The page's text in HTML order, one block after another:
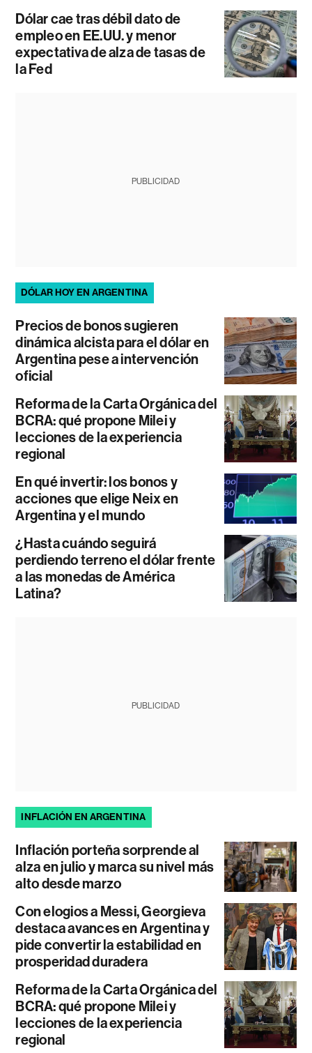
Dólar cae tras débil dato de
empleo en EE.UU. y menor
expectativa de alza de tasas de
la Fed
PUBLICIDAD
DÓLAR HOY EN ARGENTINA
Precios de bonos sugieren
dinámica alcista para el dólar en
Argentina pese a intervención
oficial
Reforma de la Carta Orgánica del
BCRA: qué propone Milei y
lecciones de la experiencia
regional
En qué invertir: los bonos y
acciones que elige Neix en
Argentina y el mundo
¿Hasta cuándo seguirá
perdiendo terreno el dólar frente
a las monedas de América
Latina?
PUBLICIDAD
INFLACIÓN EN ARGENTINA
Inflación porteña sorprende al
alza en julio y marca su nivel más
alto desde marzo
Con elogios a Messi, Georgieva
destaca avances en Argentina y
pide convertir la estabilidad en
prosperidad duradera
Reforma de la Carta Orgánica del
BCRA: qué propone Milei y
lecciones de la experiencia
regional